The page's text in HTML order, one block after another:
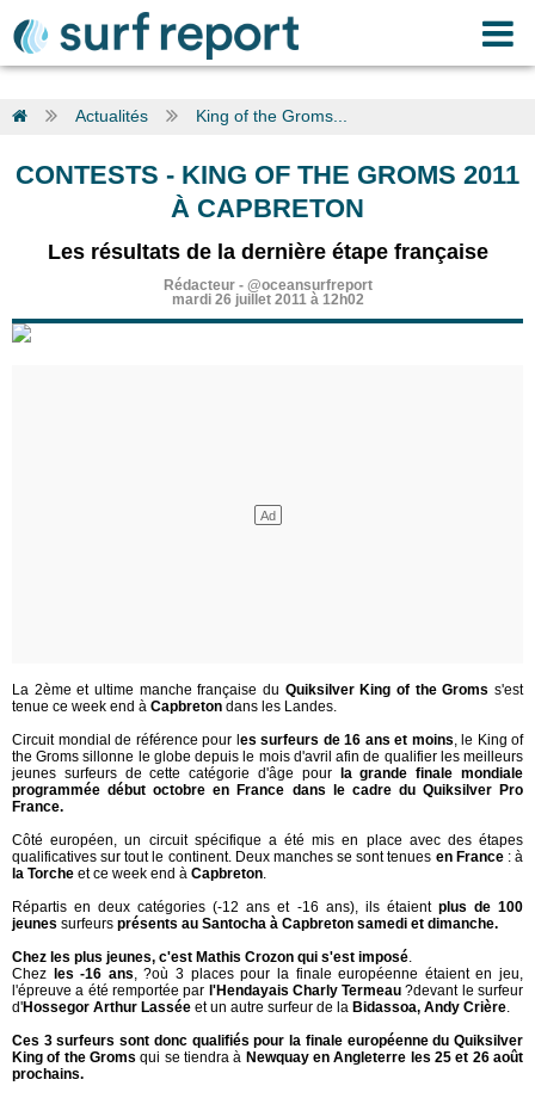
Actualités King of the Groms...
CONTESTS - KING OF THE GROMS 2011
À CAPBRETON
Les résultats de la dernière étape française
Rédacteur- @oceansurfreport
mardi 26 juillet 2011 à 12h02
La 2ème et ultime manche française du Quiksilver King of the Gromss'est
tenue ce week end à Capbreton dans les Landes.
Circuit mondial de référence pour l es surfeurs de 16 ans et moins, le King of
the Groms sillonne le globe depuis le mois d'avril afin de qualifier les meilleurs
jeunes surfeurs de cette catégorie d'âge pourla grande finale mondiale
programmée début octobre en France dans le cadre du Quiksilver Pro
France.
Côté européen, un circuit spécifique a été mis en place avec des étapes
qualificatives sur tout le continent. Deux manches se sont tenues en France: à
la Torche et ce week end à Capbreton.
Répartis en deux catégories (-12 ans et -16 ans), ils étaient plus de 100
jeunes surfeurs présents au Santocha à Capbreton samedi et dimanche.
Chez les plus jeunes, c'est Mathis Crozon qui s'est imposé.
Chez
les -16 ans, ?où 3 places pour la finale européenne étaient en jeu,
l'épreuve a été remportée par l'Hendayais Charly Termeau ?devant le surfeur
d'Hossegor Arthur Lassée et un autre surfeur de la Bidassoa, Andy Crière.
Ces 3 surfeurs sont donc qualifiés pour la finale européenne du Quiksilver
King of the Groms qui se tiendra à Newquay en Angleterre les 25 et 26 août
prochains.